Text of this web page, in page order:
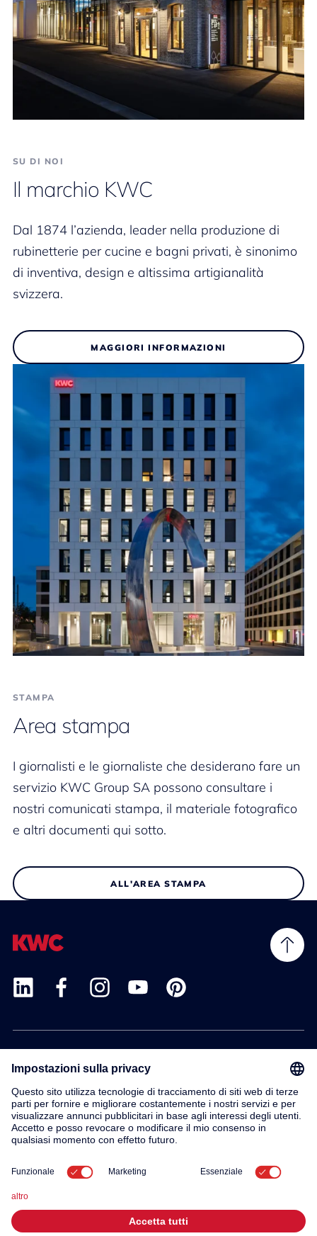
SU DI NOI
Il marchio KWC
Dal 1874 l’azienda, leader nella produzione di
rubinetterie per cucine e bagni privati, è sinonimo
di inventiva, design e altissima artigianalità
svizzera.
MAGGIORI INFORMAZIONI
STAMPA
Area stampa
I giornalisti e le giornaliste che desiderano fare un
servizio KWC Group SA possono consultare i
nostri comunicati stampa, il materiale fotografico
e altri documenti qui sotto.
ALL'AREA STAMPA
Prodotti
Servizio
Contatto
© 2026 KWC Group AG